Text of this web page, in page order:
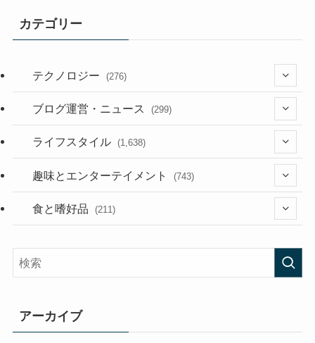
カテゴリー
テクノロジー (276)
(36)
(187)
ブログ運営・ニュース (299)
(118)
(181)
ライフスタイル (1,638)
(394)
(282)
(33)
趣味とエンターテイメント (743)
(56)
食と嗜好品 (211)
アーカイブ